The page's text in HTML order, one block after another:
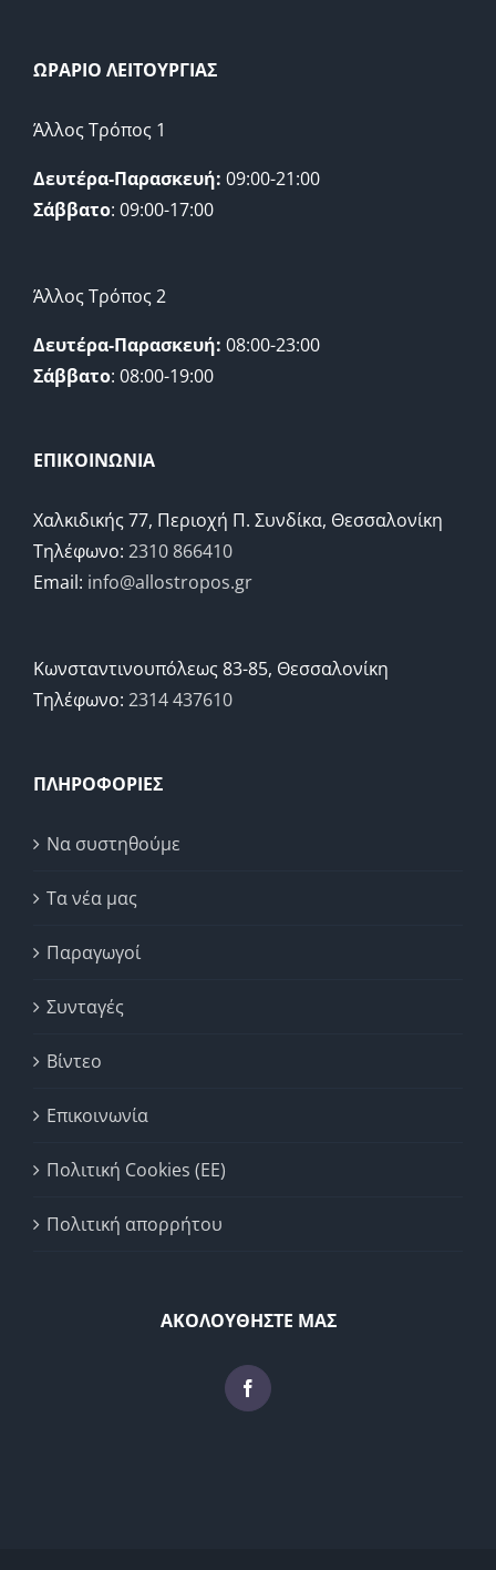
ΩΡΑΡΙΟ ΛΕΙΤΟΥΡΓΙΑΣ
Άλλος Τρόπος 1
Δευτέρα-Παρασκευή: 09:00-21:00
Σάββατο: 09:00-17:00
Άλλος Τρόπος 2
Δευτέρα-Παρασκευή: 08:00-23:00
Σάββατο: 08:00-19:00
ΕΠΙΚΟΙΝΩΝΙΑ
Χαλκιδικής 77, Περιοχή Π. Συνδίκα, Θεσσαλονίκη
Τηλέφωνο: 2310 866410
Email: info@allostropos.gr
Κωνσταντινουπόλεως 83-85, Θεσσαλονίκη
Τηλέφωνο: 2314 437610
ΠΛΗΡΟΦΟΡΙΕΣ
Να συστηθούμε
Τα νέα μας
Παραγωγοί
Συνταγές
Βίντεο
Επικοινωνία
Πολιτική Cookies (ΕΕ)
Πολιτική απορρήτου
ΑΚΟΛΟΥΘΗΣΤΕ ΜΑΣ